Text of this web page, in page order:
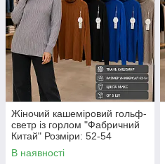
Жіночий кашеміровий гольф-
светр із горлом "Фабричний
Китай" Розміри: 52-54
(914107)
В наявності